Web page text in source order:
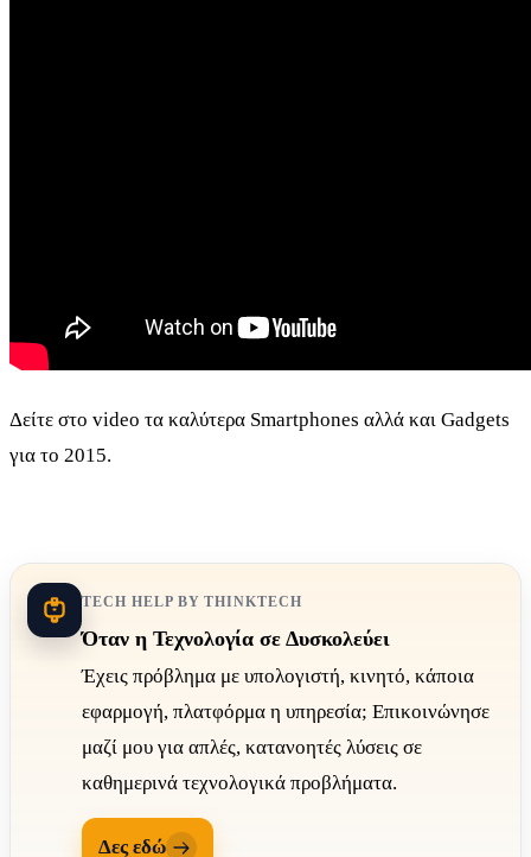
Δείτε στο video τα καλύτερα Smartphones αλλά και Gadgets
για το 2015.
TECH HELP BY THINKTECH
Όταν η Τεχνολογία σε Δυσκολεύει
Έχεις πρόβλημα με υπολογιστή, κινητό, κάποια
εφαρμογή, πλατφόρμα η υπηρεσία; Επικοινώνησε
μαζί μου για απλές, κατανοητές λύσεις σε
καθημερινά τεχνολογικά προβλήματα.
Δες εδώ